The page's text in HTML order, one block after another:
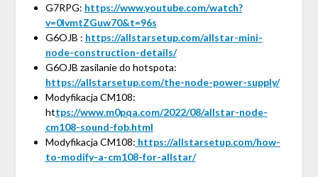
G7RPG: https://www.youtube.com/watch?
v=0lvmtZGuw70&t=96s
G6OJB : https://allstarsetup.com/allstar-mini-
node-construction-details/
G6OJB zasilanie do hotspota:
https://allstarsetup.com/the-node-power-supply/
Modyfikacja CM108:
https://www.m0pqa.com/2022/08/allstar-node-
cm108-sound-fob.html
Modyfikacja CM108: https://allstarsetup.com/how-
to-modify-a-cm108-for-allstar/